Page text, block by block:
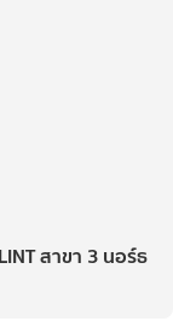
สาขา 3 นอร์ธ